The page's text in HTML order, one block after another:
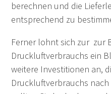
berechnen und die
entsprechend zu
Ferner lohnt sich zur zur
Druckluftverbrauchs ein
weitere Investitionen an,
Druckluftverbrauchs nach